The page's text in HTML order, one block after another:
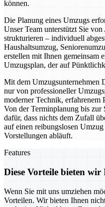
können.
Die Planung eines Umzugs
Unser Team unterstützt Sie
strukturieren – individuell
Haushaltsumzug,
erstellen mit Ihnen gemeinsam
Umzugsplan, der auf
Mit dem Umzugsunternehmen
nur von professioneller
moderner Technik, erfahrenem
Von der Terminplanung bis zur
dafür, dass nichts dem Zufall
auf einen reibungslosen
Vorstellungen abläuft.
Features
Diese Vorteile bieten wir
Wenn Sie mit uns umziehen
Vorteilen. Wir bieten Ihnen